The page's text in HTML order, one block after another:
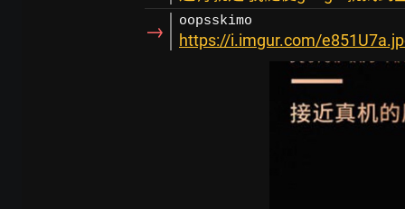
→ oopsskimo
https://i.imgur.com/